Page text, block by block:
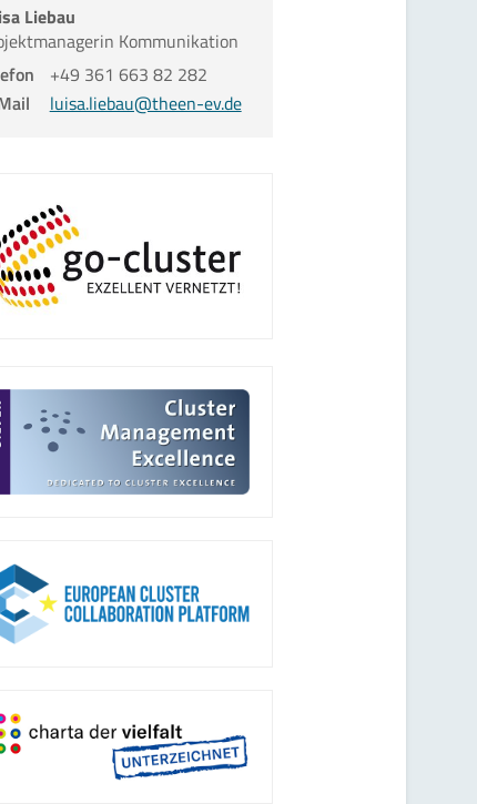
Liebau
Kommunikation
+49 361 663 82 282
luisa.liebau@theen-ev.de